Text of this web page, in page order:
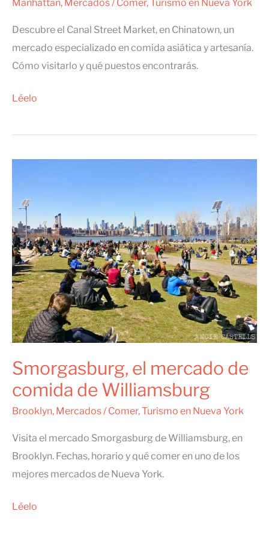
Manhattan, Mercados/ Comer, Turismo en Nueva York
Descubre el Canal Street Market, en Chinatown, un
mercado especializado en comida asiática y artesanía.
Cómo visitarlo y qué puestos encontrarás.
Canal
Market,
Chinatown
Léelo
Smorgasburg, el mercado de
comida de Williamsburg
Brooklyn, Mercados/Comer,Turismo en Nueva York
Visita el mercado Smorgasburg de Williamsburg, en
Brooklyn. Fechas, horario y qué comer en uno de los
mejores mercados de Nueva York.
Smorgasburg,
Léelo